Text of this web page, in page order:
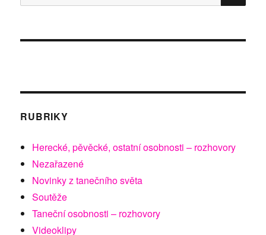
RUBRIKY
Herecké, pěvěcké, ostatní osobnosti – rozhovory
Nezařazené
Novinky z tanečního světa
Soutěže
Taneční osobnosti – rozhovory
Videoklipy